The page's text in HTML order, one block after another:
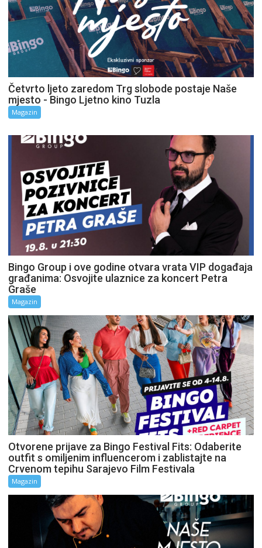
Četvrto ljeto zaredom Trg slobode postaje Naše
mjesto - Bingo Ljetno kino Tuzla
Magazin
Bingo Group i ove godine otvara vrata VIP događaja
građanima: Osvojite ulaznice za koncert Petra
Graše
Magazin
Otvorene prijave za Bingo Festival Fits: Odaberite
outfit s omiljenim influencerom i zablistajte na
Crvenom tepihu Sarajevo Film Festivala
Magazin